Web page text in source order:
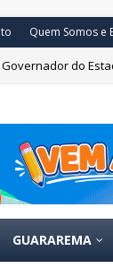
Quem Somos e
do
GUARAREMA